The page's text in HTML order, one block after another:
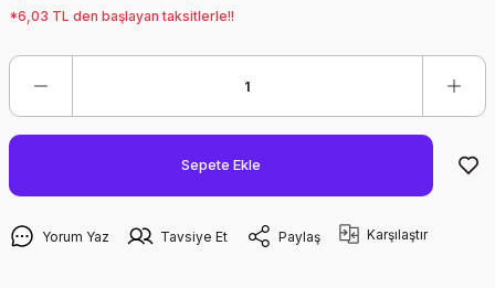
*6,03 TL den başlayan taksitlerle!!
Sepete Ekle
Yorum Yaz Tavsiye Et Paylaş Karşılaştır